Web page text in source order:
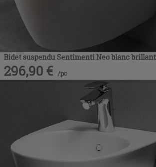
Bidet suspendu Sentimenti Neo blanc brillant
296,90 € /pc